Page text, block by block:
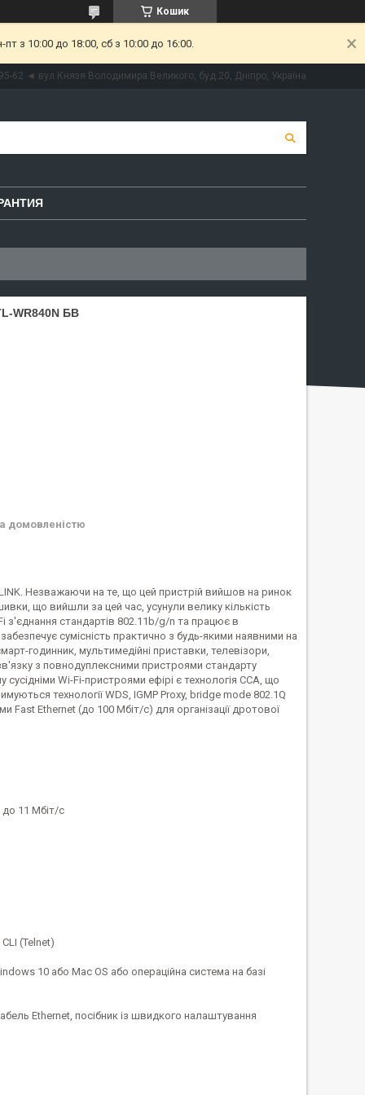
Кошик
з 10:00 до 18:00, сб з 10:00 до 16:00.
62 ◄ вул.Князя Володимира Великого, буд.20, Дніпро, Україна
WR840N БВ
домовленістю
Незважаючи на те, що цей пристрій вийшов на ринок
що вийшли за цей час, усунули велику кількість
з'єднання стандартів 802.11b/g/n та працює в
сумісність практично з будь-якими наявними на
годинник, мультимедійні приставки, телевізори,
з повнодуплексними пристроями стандарту
Wi-Fi-пристроями ефірі є технологія ССА, що
технології WDS, IGMP Proxy, bridge mode 802.1Q
Fast Ethernet (до 100 Мбіт/с) для організації дротової
до 11 Мбіт/с
(Telnet)
10 або Mac OS або операційна система на базі
Ethernet, посібник із швидкого налаштування